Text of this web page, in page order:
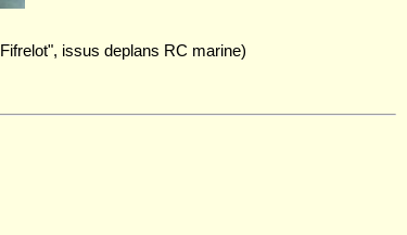
issus deplans RC marine)